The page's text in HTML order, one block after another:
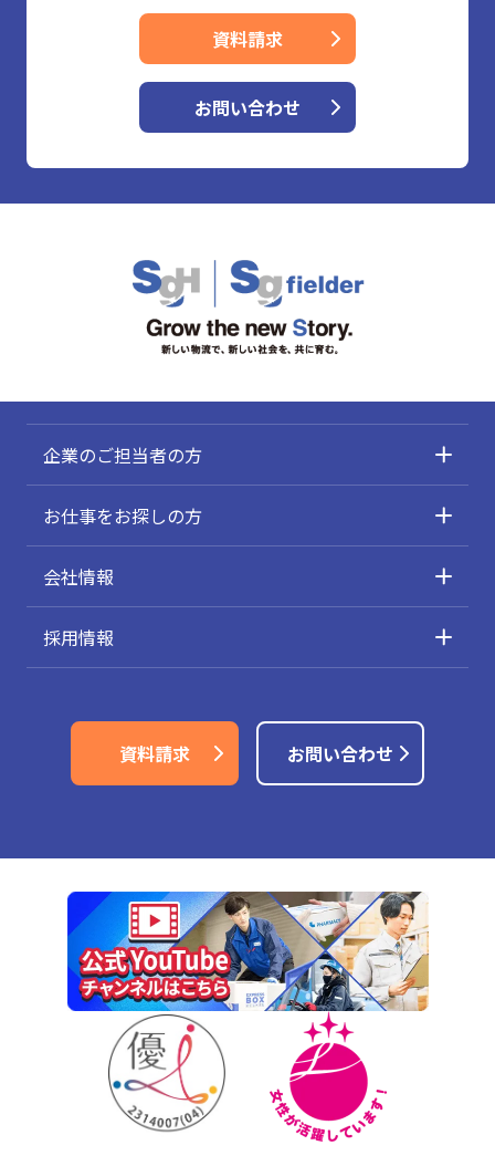
資料請求
お問い合わせ
企業のご担当者の方
お仕事をお探しの方
会社情報
採用情報
資料請求 お問い合わせ